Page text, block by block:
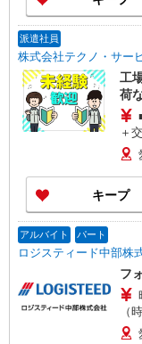
派遣社員
株式会社テクノ・サー
工
荷
＋
キープ
アルバイト パート
ロジスティード中部株
フ
（
他